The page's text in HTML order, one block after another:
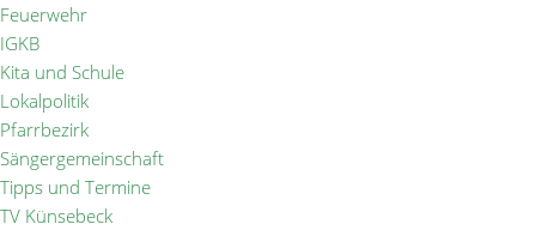
Feuerwehr
IGKB
Kita und Schule
Lokalpolitik
Pfarrbezirk
Sängergemeinschaft
Tipps und Termine
TV Künsebeck